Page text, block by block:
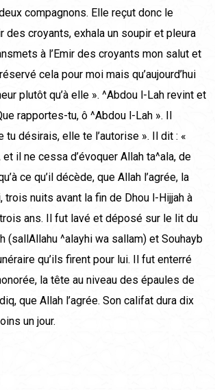
compagnons. Elle reçut donc le
des croyants, exhala un soupir et pleura
à l’Emir des croyants mon salut et
cela pour moi mais qu’aujourd’hui
plutôt qu’à elle ». ^Abdou l-Lah revint et
rapportes-tu, ô ^Abdou l-Lah ». Il
tu désirais, elle te l’autorise ». Il dit : «
et il ne cessa d’évoquer Allah ta^ala, de
ce qu’il décède, que Allah l’agrée, la
trois nuits avant la fin de Dhou l-Hijjah à
ans. Il fut lavé et déposé sur le lit du
(sallAllahu ^alayhi wa sallam) et Souhayb
qu’ils firent pour lui. Il fut enterré
la tête au niveau des épaules de
que Allah l’agrée. Son califat dura dix
un jour.